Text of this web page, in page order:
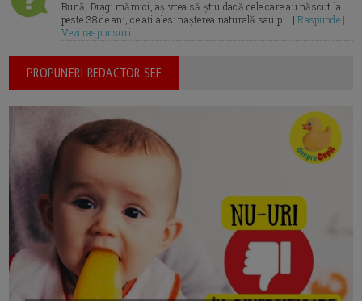
Bună, Dragi mămici, aș vrea să știu dacă cele care au născut la
peste 38 de ani, ce ați ales: nașterea naturală sau p... |Raspunde |
Vezi raspunsuri
PROPUNERI REDACTOR SEF